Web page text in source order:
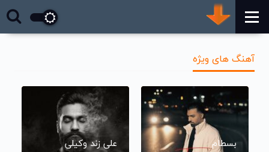
آهنگ های ویژه
بسطام علی زند وکیلی